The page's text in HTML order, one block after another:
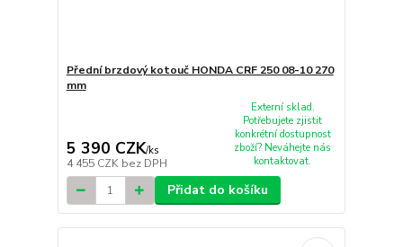
Přední brzdový kotouč HONDA CRF 250 08-10 270
mm
5 390 CZK/ks
4 455 CZK bez DPH
Externí sklad.
Potřebujete zjistit
konkrétní dostupnost
zboží? Neváhejte nás
kontaktovat.
Přidat do košíku